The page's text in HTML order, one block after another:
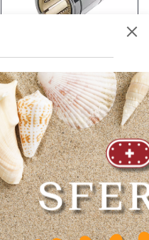
SFERAX HT 2032 BA